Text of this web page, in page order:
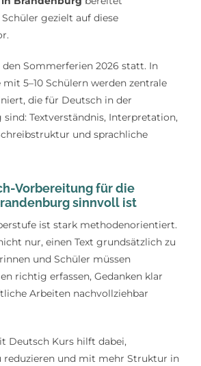
gezielt auf diese
Sommerferien 2026 statt. In
5–10 Schülern werden zentrale
die für Deutsch in der
Textverständnis, Interpretation,
und sprachliche
Vorbereitung für die
sinnvoll ist
ist stark methodenorientiert.
nur, einen Text grundsätzlich zu
und Schüler müssen
richtig erfassen, Gedanken klar
Arbeiten nachvollziehbar
Deutsch Kurs hilft dabei,
reduzieren und mit mehr Struktur in